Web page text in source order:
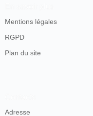
Mentions légales
RGPD
Plan du site
Adresse